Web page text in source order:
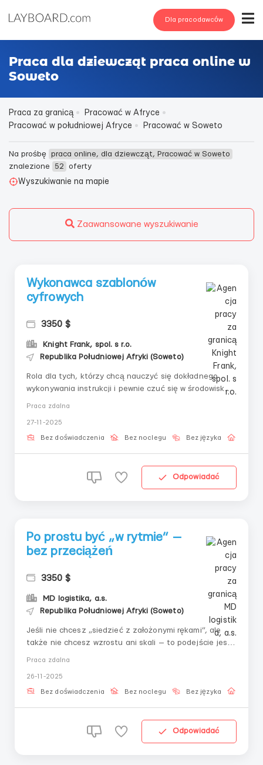
Dla pracodawców
Praca dla dziewcząt praca online w
Soweto
Praca za granicą
Pracować w Afryce
Pracować w południowej Afryce
Pracować w Soweto
Na prośbę praca online, dla dziewcząt, Pracować w Soweto
znalezione
52
oferty
Wyszukiwanie na mapie
Zaawansowane wyszukiwanie
Wykonawca szablonów
cyfrowych
3350 $
Knight Frank, spol. s r.o.
Republika Południowej Afryki (Soweto)
Rola dla tych, którzy chcą nauczyć się dokładnego
wykonywania instrukcji i pewnie czuć się w środowisku
elektronicznym— I dentyfikować kluczowe elementy
zgodnie z instrukcjami&mdas...
Praca zdalna
27-11-2025
Bez doświadczenia Bez noclegu Bez języka
Odpowiadać
Po prostu być „w rytmie” —
bez przeciążeń
3350 $
MD logistika, a.s.
Republika Południowej Afryki (Soweto)
Jeśli nie chcesz „siedzieć z założonymi rękami”, ale
także nie chcesz wzrostu ani skali — to podejście jest
małych blokach— Pracować bez rozpraszaczy— Używać
już skonfigurowanych modułów— Utrzymywać proces na
Praca zdalna
26-11-2025
Bez doświadczenia Bez noclegu Bez języka
Odpowiadać